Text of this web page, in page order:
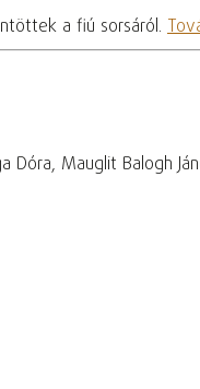
a fiú sorsáról.
Mauglit Balogh